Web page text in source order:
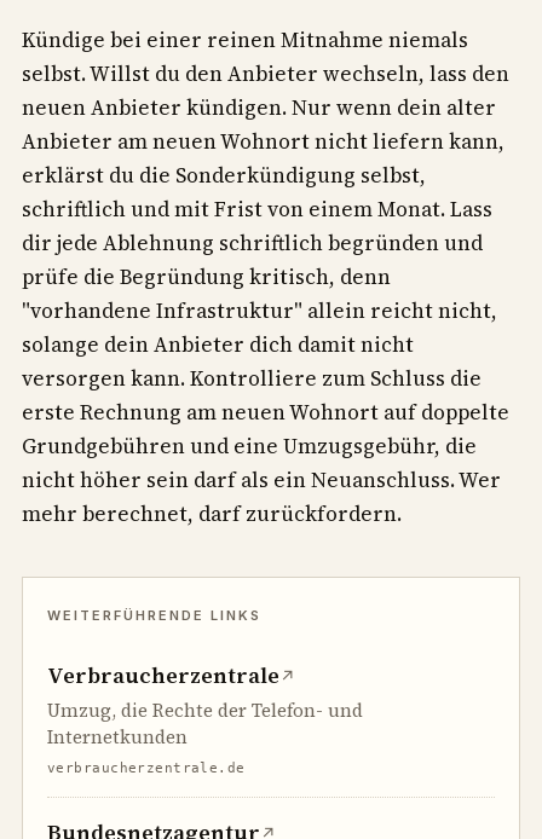
Kündige bei einer reinen Mitnahme niemals
selbst. Willst du den Anbieter wechseln, lass den
neuen Anbieter kündigen. Nur wenn dein alter
Anbieter am neuen Wohnort nicht liefern kann,
erklärst du die Sonderkündigung selbst,
schriftlich und mit Frist von einem Monat. Lass
dir jede Ablehnung schriftlich begründen und
prüfe die Begründung kritisch, denn
"vorhandene Infrastruktur" allein reicht nicht,
solange dein Anbieter dich damit nicht
versorgen kann. Kontrolliere zum Schluss die
erste Rechnung am neuen Wohnort auf doppelte
Grundgebühren und eine Umzugsgebühr, die
nicht höher sein darf als ein Neuanschluss. Wer
mehr berechnet, darf zurückfordern.
Verbraucherzentrale ↗
Umzug, die Rechte der Telefon- und
Internetkunden
verbraucherzentrale.de
Bundesnetzagentur ↗